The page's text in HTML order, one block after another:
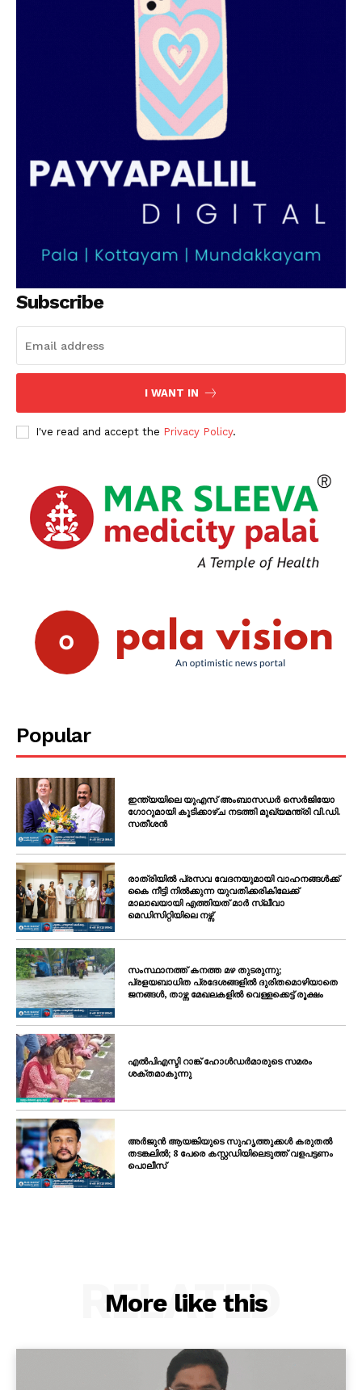
Subscribe
I WANT IN
I've read and accept the Privacy Policy.
Popular
ഇന്ത്യയിലെ യുഎസ് അംബാസഡർ സെർജിയോ
ഗോറുമായി കൂടിക്കാഴ്ച നടത്തി മുഖ്യമന്ത്രി വി.ഡി.
സതീശൻ
രാത്രിയിൽ പ്രസവ വേദനയുമായി വാഹനങ്ങൾക്ക്
കൈ നീട്ടി നിൽക്കുന്ന യുവതിക്കരികിലേക്ക്
മാലാഖയായി എത്തിയത് മാർ സ്ലീവാ
മെഡിസിറ്റിയിലെ നഴ്സ്
സംസ്ഥാനത്ത് കനത്ത മഴ തുടരുന്നു;
പ്രളയബാധിത പ്രദേശങ്ങളിൽ ദുരിതമൊഴിയാതെ
ജനങ്ങൾ, താഴ്ന്ന മേഖലകളിൽ വെള്ളക്കെട്ട് രൂക്ഷം
എൽപിഎസ്ടി റാങ്ക് ഹോൾഡർമാരുടെ സമരം
ശക്തമാകുന്നു
അർജുൻ ആയങ്കിയുടെ സുഹൃത്തുക്കൾ കരുതൽ
തടങ്കലിൽ; 8 പേരെ കസ്റ്റഡിയിലെടുത്ത് വളപട്ടണം
പൊലീസ്
More like this
RELATED